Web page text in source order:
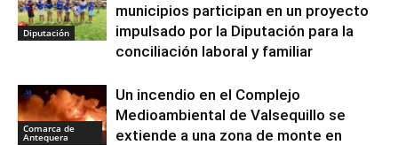
Diputación
municipios participan en un proyecto
impulsado por la Diputación para la
conciliación laboral y familiar
Comarca de
Antequera
Un incendio en el Complejo
Medioambiental de Valsequillo se
extiende a una zona de monte en